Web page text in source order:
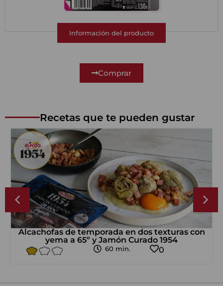
Información del producto
Comprar
Recetas que te pueden gustar
Alcachofas de temporada en dos texturas con
yema a 65º y Jamón Curado 1954
60 min. 0